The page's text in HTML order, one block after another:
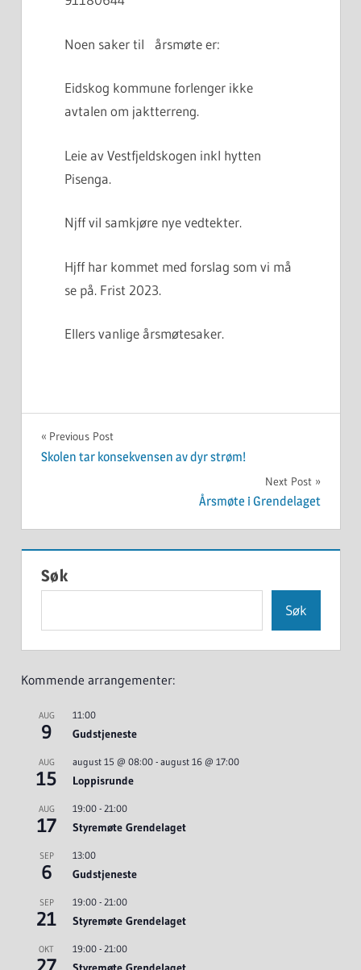
Noen saker til årsmøte er:
Eidskog kommune forlenger ikke
avtalen om jaktterreng.
Leie av Vestfjeldskogen inkl hytten
Pisenga.
Njff vil samkjøre nye vedtekter.
Hjff har kommet med forslag som vi må
se på. Frist 2023.
Ellers vanlige årsmøtesaker.
UKATEGORISERT
Innleggsnavigasjon
Previous Post
Skolen tar konsekvensen av dyr strøm!
Next Post
Årsmøte i Grendelaget
Søk
Søk
Kommende arrangementer:
AUG
9
11:00
Gudstjeneste
AUG
15
august 15 @ 08:00- august 16 @ 17:00
Loppisrunde
AUG
17
19:00- 21:00
Styremøte Grendelaget
SEP
6
13:00
Gudstjeneste
SEP
21
19:00- 21:00
Styremøte Grendelaget
OKT
27
19:00- 21:00